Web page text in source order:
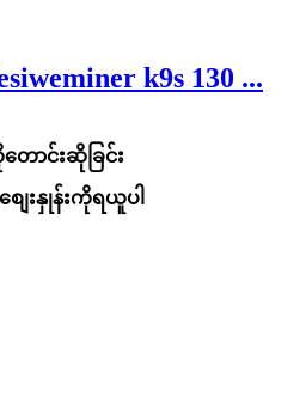
k9s 130 ...
တောင်းဆိုခြင်း
ျေးနှုန်းကိုရယူပါ